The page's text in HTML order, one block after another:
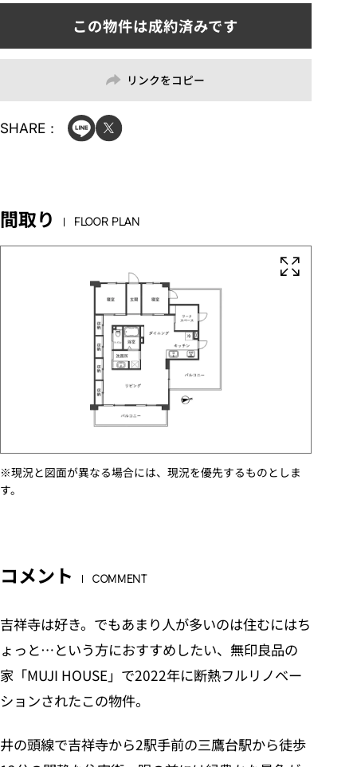
リンクをコピー
SHARE：
間取り FLOOR PLAN
※現況と図面が異なる場合には、現況を優先するものとしま
す。
コメント COMMENT
吉祥寺は好き。でもあまり人が多いのは住むにはち
ょっと…という方におすすめしたい、無印良品の
家「MUJI HOUSE」で2022年に断熱フルリノベー
ションされたこの物件。
井の頭線で吉祥寺から2駅手前の三鷹台駅から徒歩